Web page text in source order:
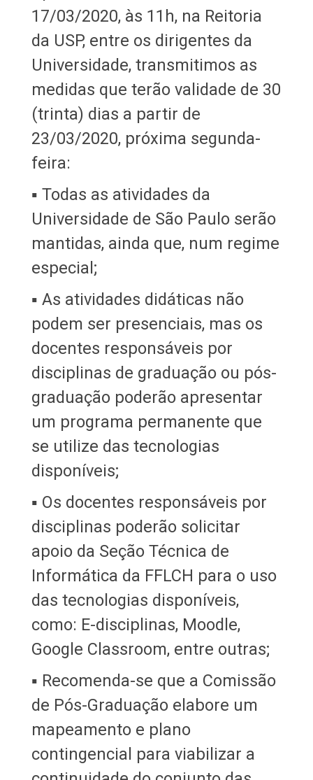
17/03/2020, às 11h, na Reitoria
da USP, entre os dirigentes da
Universidade, transmitimos as
medidas que terão validade de 30
(trinta) dias a partir de
23/03/2020, próxima segunda-
feira:
▪ Todas as atividades da
Universidade de São Paulo serão
mantidas, ainda que, num regime
especial;
▪ As atividades didáticas não
podem ser presenciais, mas os
docentes responsáveis por
disciplinas de graduação ou pós-
graduação poderão apresentar
um programa permanente que
se utilize das tecnologias
disponíveis;
▪ Os docentes responsáveis por
disciplinas poderão solicitar
apoio da Seção Técnica de
Informática da FFLCH para o uso
das tecnologias disponíveis,
como: E-disciplinas, Moodle,
Google Classroom, entre outras;
▪ Recomenda-se que a Comissão
de Pós-Graduação elabore um
mapeamento e plano
contingencial para viabilizar a